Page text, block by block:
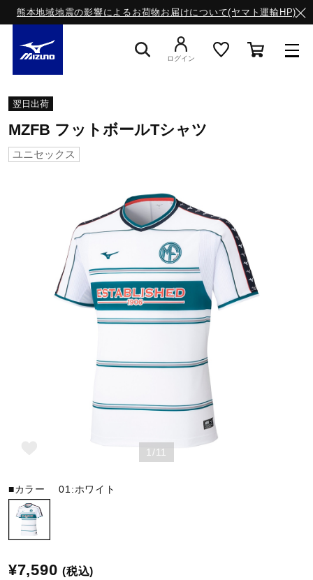
熊本地域地震の影響によるお荷物お届けについて(ヤマト運輸HP)
ライフスタイルウエア
サッカー／フットサル
トレーニング
ログイン
翌日出荷
MZFB フットボールTシャツ
ユニセックス
1/11
■カラー01:ホワイト
¥7,590 (税込)